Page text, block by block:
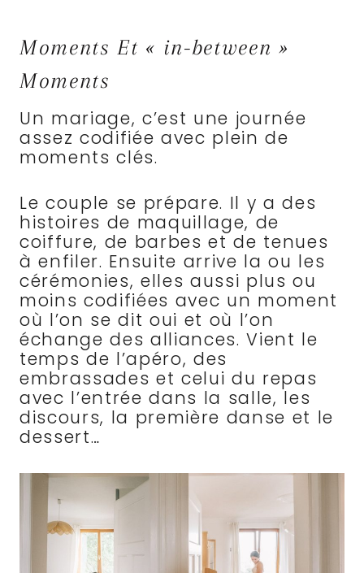
Moments Et « in-between »
Moments
Un mariage, c’est une journée
assez codifiée avec plein de
moments clés.
Le couple se prépare. Il y a des
histoires de maquillage, de
coiffure, de barbes et de tenues
à enfiler. Ensuite arrive la ou les
cérémonies, elles aussi plus ou
moins codifiées avec un moment
où l’on se dit oui et où l’on
échange des alliances. Vient le
temps de l’apéro, des
embrassades et celui du repas
avec l’entrée dans la salle, les
discours, la première danse et le
dessert…